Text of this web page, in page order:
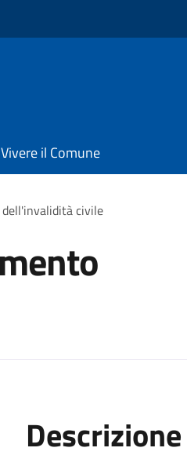
Vivere il Comune
civile
Descrizione